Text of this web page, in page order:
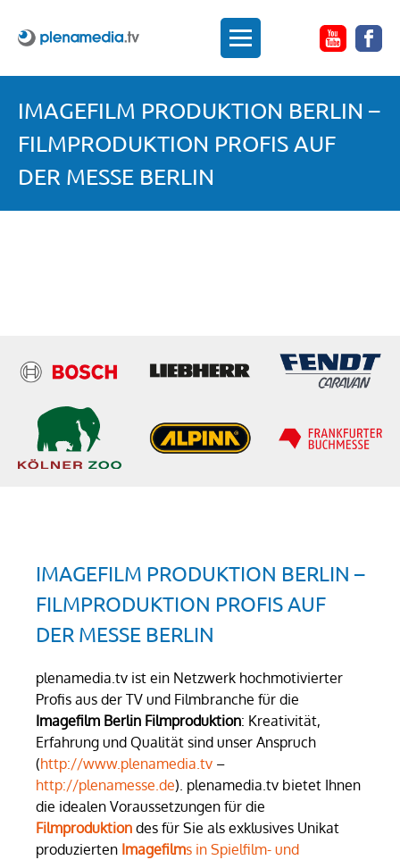
IMAGEFILM PRODUKTION BERLIN –
FILMPRODUKTION PROFIS AUF
DER MESSE BERLIN
IMAGEFILM PRODUKTION BERLIN –
FILMPRODUKTION PROFIS AUF
DER MESSE BERLIN
plenamedia.tv ist ein Netzwerk hochmotivierter
Profis aus der TV und Filmbranche für die
Imagefilm Berlin Filmproduktion: Kreativität,
Erfahrung und Qualität sind unser Anspruch
(http://www.plenamedia.tv –
http://plenamesse.de). plenamedia.tv bietet Ihnen
die idealen Voraussetzungen für die
Filmproduktion des für Sie als exklusives Unikat
produzierten Imagefilms in Spielfilm- und